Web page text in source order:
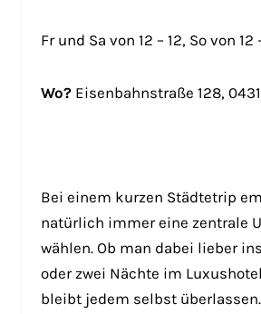
Fr und Sa von 12 – 12, So von 12
Wo? Eisenbahnstraße 128,
Bei einem kurzen Städtetrip
natürlich immer eine zentrale
wählen. Ob man dabei lieber
oder zwei Nächte im
bleibt jedem selbst